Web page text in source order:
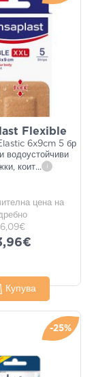
Flexible
6x9cm 5 бр
водоустойчиви
коит... i
цена на
6,09€
Купува
-25%